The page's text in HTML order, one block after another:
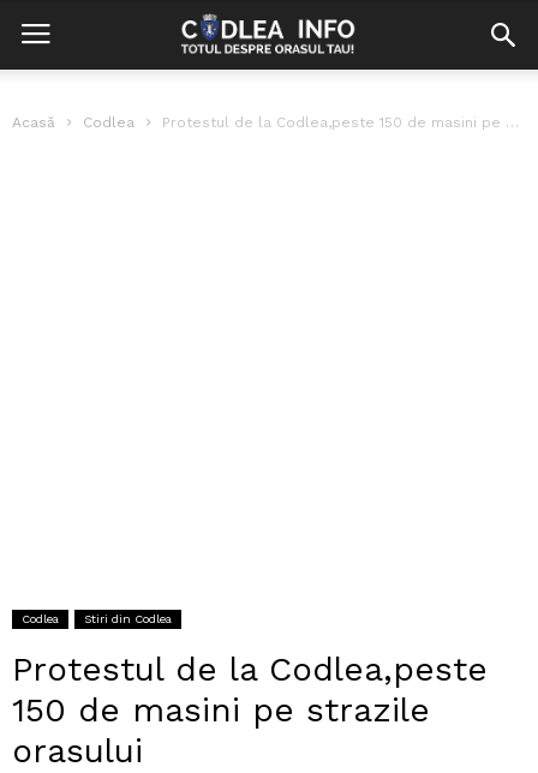
Acasă Codlea Protestul de la Codlea,peste 150 de masini pe strazile orasului
Codlea Stiri din Codlea
Protestul de la Codlea,peste
150 de masini pe strazile
orasului